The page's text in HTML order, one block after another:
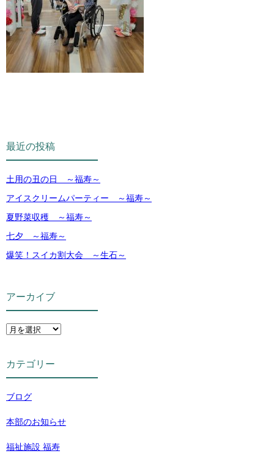
最近の投稿
土用の丑の日 ～福寿～
アイスクリームパーティー ～福寿～
夏野菜収穫 ～福寿～
七夕 ～福寿～
爆笑！スイカ割大会 ～生石～
アーカイブ
カテゴリー
ブログ
本部のお知らせ
福祉施設 福寿